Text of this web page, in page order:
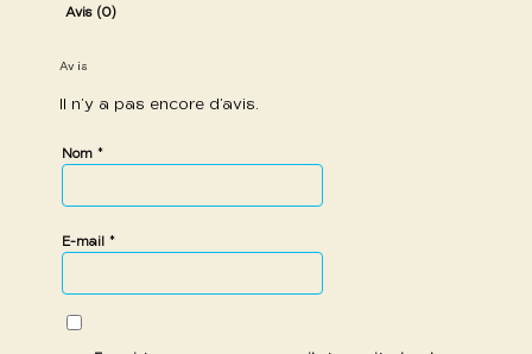
Avis (0)
Avis
Il n’y a pas encore d’avis.
Nom *
E-mail *